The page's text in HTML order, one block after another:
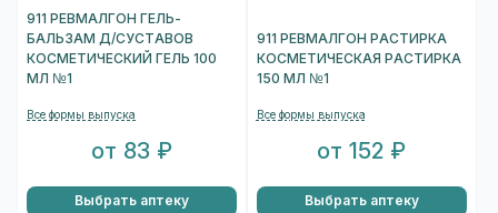
911 РЕВМАЛГОН ГЕЛЬ-
БАЛЬЗАМ Д/СУСТАВОВ
КОСМЕТИЧЕСКИЙ ГЕЛЬ 100
МЛ №1
Все формы выпуска
от 83 ₽
Выбрать аптеку
911 РЕВМАЛГОН РАСТИРКА
КОСМЕТИЧЕСКАЯ РАСТИРКА
150 МЛ №1
Все формы выпуска
от 152 ₽
Выбрать аптеку